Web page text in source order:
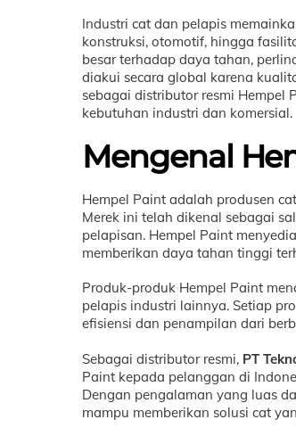
Industri cat dan pelapis
konstruksi, otomotif, hingga
besar terhadap daya tahan,
diakui secara global karena
sebagai distributor resmi Hempel
kebutuhan industri dan komersial.
Mengenal
Hempel Paint adalah produsen
Merek ini telah dikenal sebagai
pelapisan. Hempel Paint
memberikan daya tahan tinggi
Produk-produk Hempel Paint
pelapis industri lainnya. Setiap
efisiensi dan penampilan dari
Sebagai distributor resmi, PT
Paint kepada pelanggan di
Dengan pengalaman yang luas
mampu memberikan solusi cat